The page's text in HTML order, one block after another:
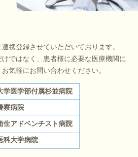
携登録させていただいております。
ではなく、患者様に必要な医療機関に
気軽にお問い合わせください。
学医学部付属杉並病院
察病院
生アドベンチスト病院
科大学病院